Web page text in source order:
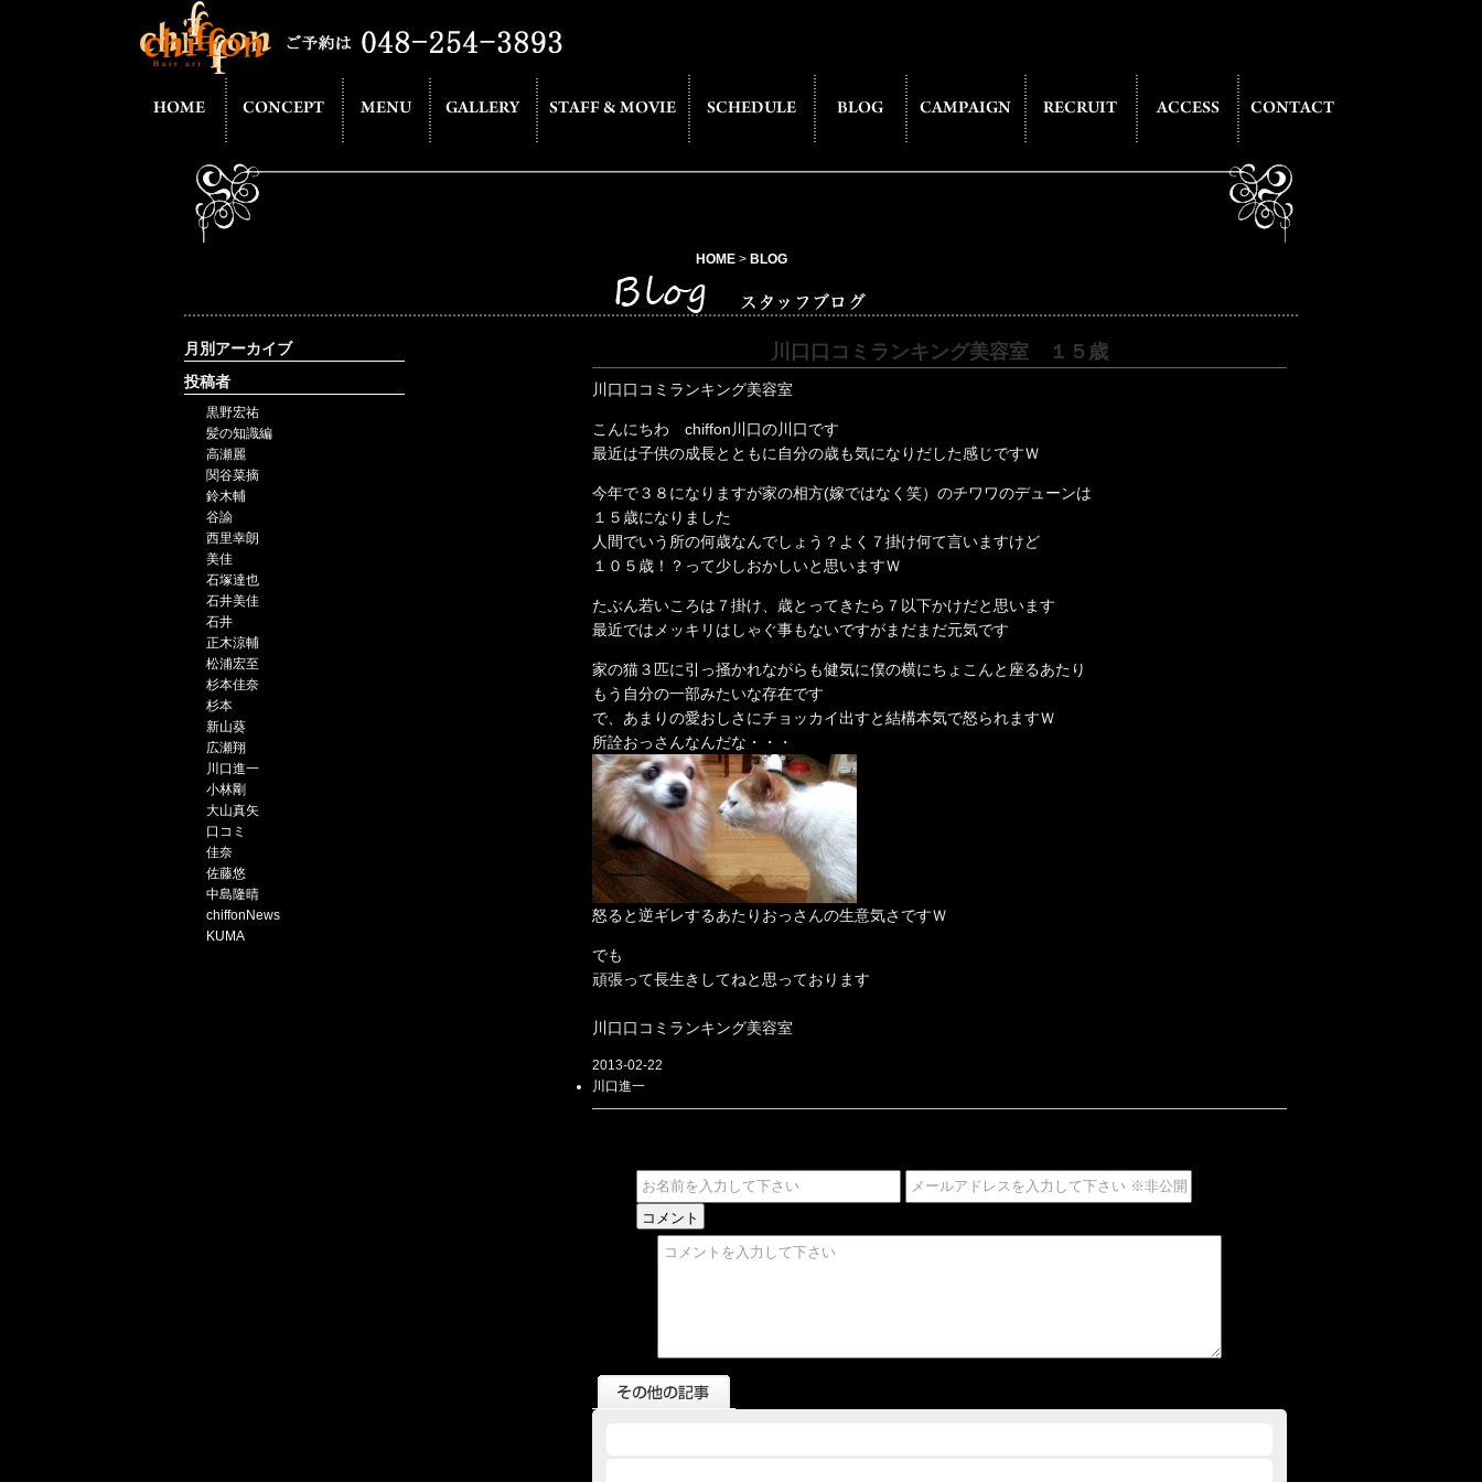
HOME> BLOG
月別アーカイブ
投稿者
黒野宏祐
髪の知識編
高瀬麗
関谷菜摘
鈴木輔
谷諭
西里幸朗
美佳
石塚達也
石井美佳
石井
正木涼輔
松浦宏至
杉本佳奈
杉本
新山葵
広瀬翔
川口進一
小林剛
大山真矢
口コミ
佳奈
佐藤悠
中島隆晴
chiffonNews
KUMA
川口口コミランキング美容室 １５歳
川口口コミランキング美容室
こんにちわ chiffon川口の川口です
最近は子供の成長とともに自分の歳も気になりだした感じですＷ
今年で３８になりますが家の相方(嫁ではなく笑）のチワワのデューンは
１５歳になりました
人間でいう所の何歳なんでしょう？よく７掛け何て言いますけど
１０５歳！？って少しおかしいと思いますＷ
たぶん若いころは７掛け、歳とってきたら７以下かけだと思います
最近ではメッキリはしゃぐ事もないですがまだまだ元気です
家の猫３匹に引っ掻かれながらも健気に僕の横にちょこんと座るあたり
もう自分の一部みたいな存在です
で、あまりの愛おしさにチョッカイ出すと結構本気で怒られますＷ
所詮おっさんなんだな・・・
怒ると逆ギレするあたりおっさんの生意気さですＷ
でも
頑張って長生きしてねと思っております
川口口コミランキング美容室
2013-02-22
川口進一